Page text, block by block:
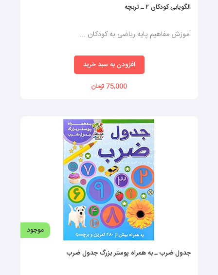
الگویابی کودکان ۲ ـ تربچه
آموزش مفاهیم پایه ریاضی به کودکان ...
افزودن به سبد خرید
75,000 تومان
موجود
جدول ضرب ـ به همراه پوستر بزرگ جدول ضرب